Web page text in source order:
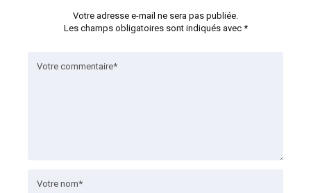
Votre adresse e-mail ne sera pas publiée.
Les champs obligatoires sont indiqués avec *